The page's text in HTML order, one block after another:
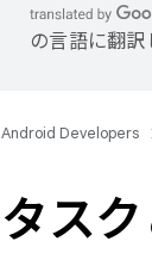
の言語に翻訳
Android Developers
タス